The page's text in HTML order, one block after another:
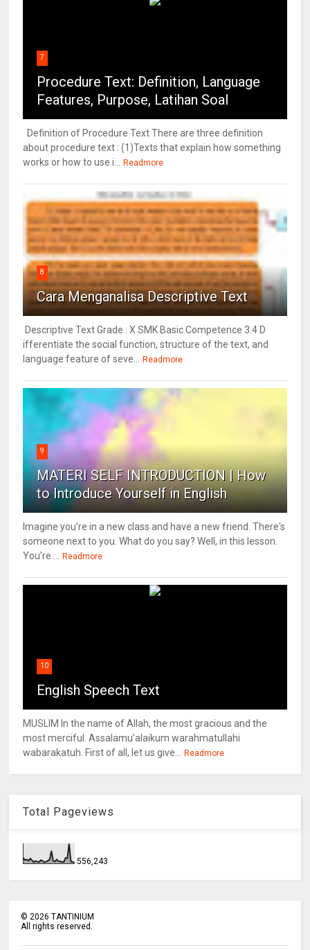
7
Procedure Text: Definition, Language
Features, Purpose, Latihan Soal
Definition of Procedure Text There are three definition
about procedure text : (1)Texts that explain how something
works or how to use i...
Readmore
8
Cara Menganalisa Descriptive Text
Descriptive Text Grade : X SMK Basic Competence 3.4 D
ifferentiate the social function, structure of the text, and
language feature of seve...
Readmore
9
MATERI SELF INTRODUCTION | How
to Introduce Yourself in English
Imagine you're in a new class and have a new friend. There's
someone next to you. What do you say? Well, in this lesson.
You're ...
Readmore
10
English Speech Text
MUSLIM In the name of Allah, the most gracious and the
most merciful. Assalamu’alaikum warahmatullahi
wabarakatuh. First of all, let us give...
Readmore
Total Pageviews
556,243
©2026 TANTINIUM
All rights reserved.